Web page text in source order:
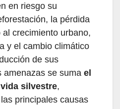
en riesgo su
la pérdida
crecimiento urbano,
y el cambio climático
de sus
amenazas se suma el
silvestre,
principales causas